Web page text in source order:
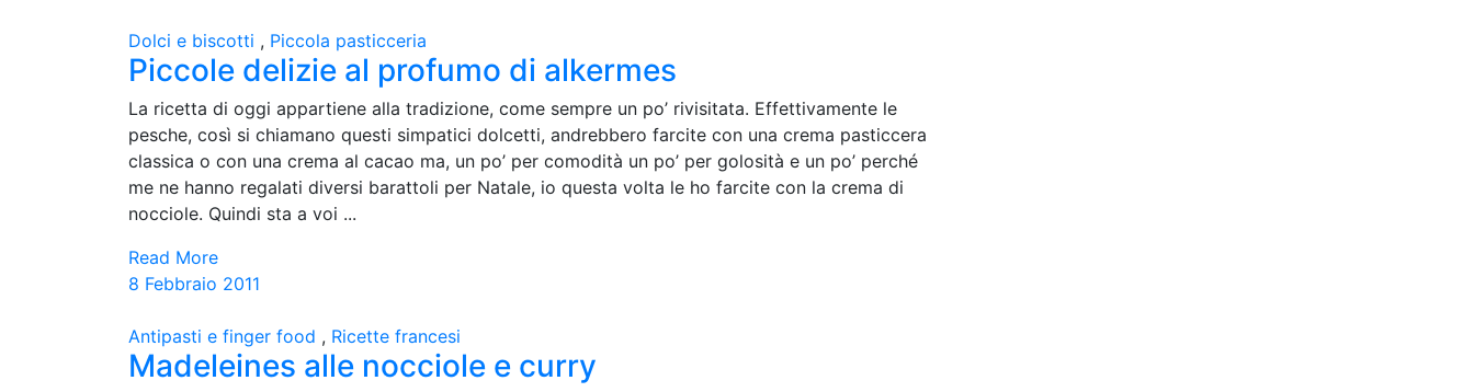
Dolci e biscotti , Piccola pasticceria
Piccole delizie al profumo di alkermes
La ricetta di oggi appartiene alla tradizione, come sempre un po’ rivisitata. Effettivamente le
pesche, così si chiamano questi simpatici dolcetti, andrebbero farcite con una crema pasticcera
classica o con una crema al cacao ma, un po’ per comodità un po’ per golosità e un po’ perché
me ne hanno regalati diversi barattoli per Natale, io questa volta le ho farcite con la crema di
nocciole. Quindi sta a voi ...
Read More
8 Febbraio 2011
Antipasti e finger food , Ricette francesi
Madeleines alle nocciole e curry